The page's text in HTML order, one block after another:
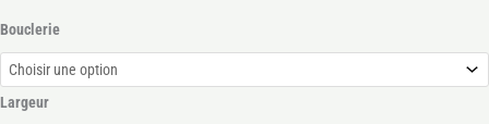
Bouclerie
Largeur